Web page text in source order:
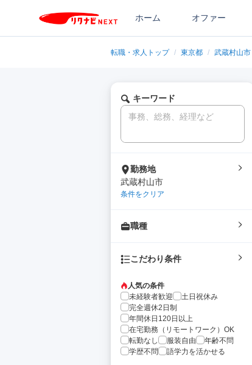
ホーム オファー
転職・求人トップ / 東京都 / 武蔵村山市
キーワード
勤務地
武蔵村山市
条件をクリア
職種
こだわり条件
人気の条件
未経験者歓迎
土日祝休み
完全週休2日制
年間休日120日以上
在宅勤務（リモートワーク）OK
転勤なし
服装自由
年齢不問
学歴不問
語学力を活かせる